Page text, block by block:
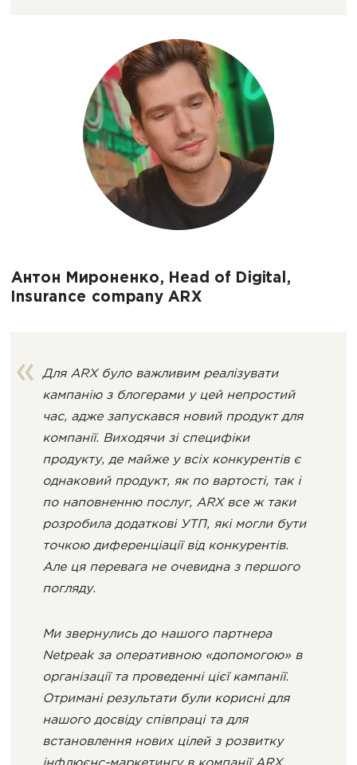
Антон Мироненко, Head of Digital,
Insurance company ARX
Для ARX було важливим реалізувати
кампанію з блогерами у цей непростий
час, адже запускався новий продукт для
компанії. Виходячи зі специфіки
продукту, де майже у всіх конкурентів є
однаковий продукт, як по вартості, так і
по наповненню послуг, ARX все ж таки
розробила додаткові УТП, які могли бути
точкою диференціації від конкурентів.
Але ця перевага не очевидна з першого
погляду.
Ми звернулись до нашого партнера
Netpeak за оперативною «допомогою» в
організації та проведенні цієї кампанії.
Отримані результати були корисні для
нашого досвіду співпраці та для
встановлення нових цілей з розвитку